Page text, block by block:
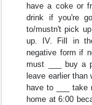
have a coke or
drink if you're
to/mustn't pick
up. IV. Fill in
negative form if
must ___ buy a
leave earlier
have to ___ take
home at 6:00